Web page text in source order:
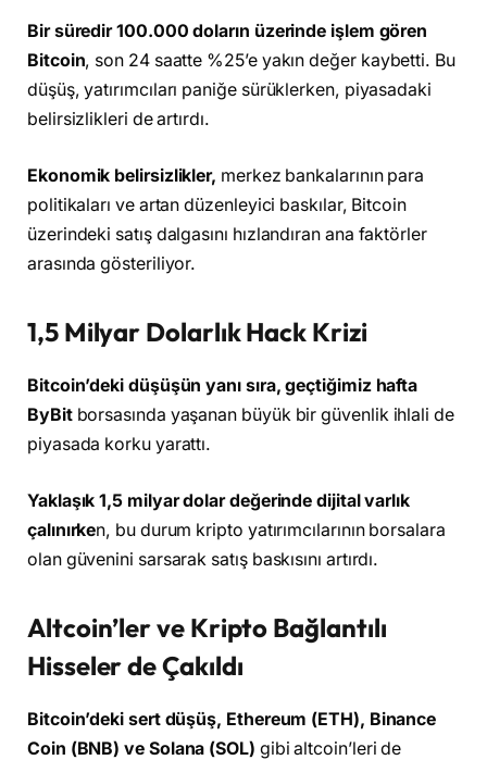
Bir süredir 100.000 doların üzerinde işlem gören
Bitcoin, son 24 saatte %25’e yakın değer kaybetti. Bu
düşüş, yatırımcıları paniğe sürüklerken, piyasadaki
belirsizlikleri de artırdı.
Ekonomik belirsizlikler, merkez bankalarının para
politikaları ve artan düzenleyici baskılar, Bitcoin
üzerindeki satış dalgasını hızlandıran ana faktörler
arasında gösteriliyor.
1,5 Milyar Dolarlık Hack Krizi
Bitcoin’deki düşüşün yanı sıra, geçtiğimiz hafta
ByBit borsasında yaşanan büyük bir güvenlik ihlali de
piyasada korku yarattı.
Yaklaşık 1,5 milyar dolar değerinde dijital varlık
çalınırken, bu durum kripto yatırımcılarının borsalara
olan güvenini sarsarak satış baskısını artırdı.
Altcoin’ler ve Kripto Bağlantılı
Hisseler de Çakıldı
Bitcoin’deki sert düşüş, Ethereum (ETH), Binance
Coin (BNB) ve Solana (SOL) gibi altcoin’leri de